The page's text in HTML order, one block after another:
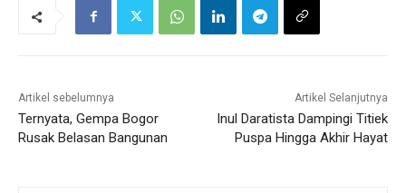
Artikel sebelumnya
Ternyata, Gempa Bogor
Rusak Belasan Bangunan
Artikel Selanjutnya
Inul Daratista Dampingi Titiek
Puspa Hingga Akhir Hayat